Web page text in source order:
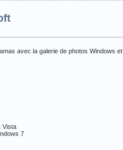
avec la galerie de photos Windows et
Vista
7